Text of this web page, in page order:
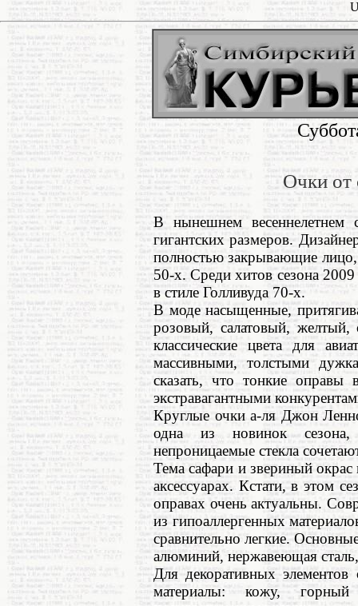
Очки от
В нынешнем весеннелетнем
гигантских размеров.
полностью закрывающие
50-х. Среди хитов сезона
в стиле Голливуда 70-х.
В моде насыщенные,
розовый, салатовый,
классические цвета для
массивными, толстыми
сказать, что тонкие
экстравагантными
Круглые очки а-ля Джон
одна из новинок
непроницаемые стекла
Тема сафари и звериный
аксессуарах. Кстати, в этом
оправах очень актуальны.
из гипоаллергенных
сравнительно легкие.
алюминий, нержавеющая
Для декоративных
материалы: кожу,